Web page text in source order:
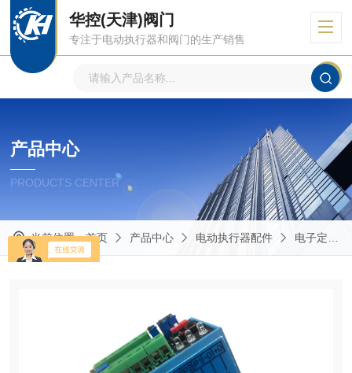
华控(天津)阀门
专注于电动执行器和阀门的生产销售
产品中心
PRODUCTS CENTER
当前位置：首页 产品中心 电动执行器配件 电子定位模块